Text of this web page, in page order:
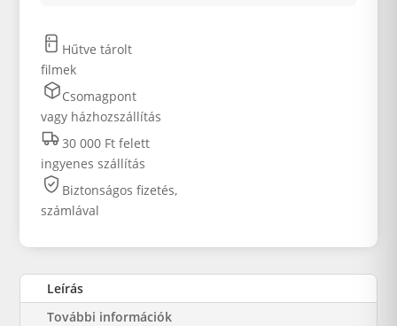
Hűtve tárolt
filmek
Csomagpont
vagy házhozszállítás
30 000 Ft felett
ingyenes szállítás
Biztonságos fizetés,
számlával
Leírás
További információk